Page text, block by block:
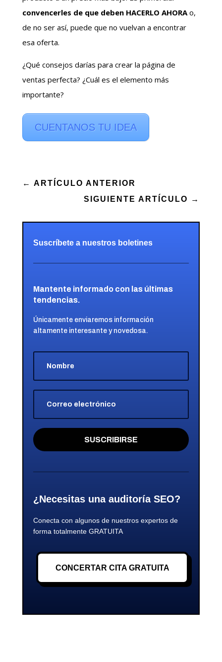
convencerles de que deben HACERLO AHORAo,
de no ser así, puede que no vuelvan a encontrar
esa oferta.
¿Qué consejos darías para crear la página de
ventas perfecta? ¿Cuál es el elemento más
importante?
CUENTANOS TU IDEA
← ARTÍCULO ANTERIOR
SIGUIENTE ARTÍCULO
→
Suscríbete a nuestros boletines
Mantente informado con las últimas
tendencias.
Únicamente enviaremos información
altamente interesante y novedosa.
SUSCRIBIRSE
¿Necesitas una auditoría SEO?
Conecta con algunos de nuestros expertos de
forma totalmente GRATUITA
CONCERTAR CITA GRATUITA